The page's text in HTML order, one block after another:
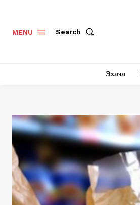
MENU Search
Эхлэл